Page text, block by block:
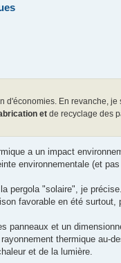
En revanche,
et de recyclage des
a un impact
environnementale (et
pergola "solaire", je précise.
favorable en été
panneaux et un
thermique au-
et de la lumière.